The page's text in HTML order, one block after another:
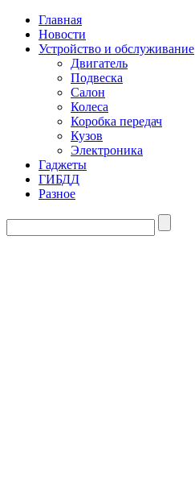
Главная
Новости
Устройство и обслуживание
Двигатель
Подвеска
Салон
Колеса
Коробка передач
Кузов
Электроника
Гаджеты
ГИБДД
Разное